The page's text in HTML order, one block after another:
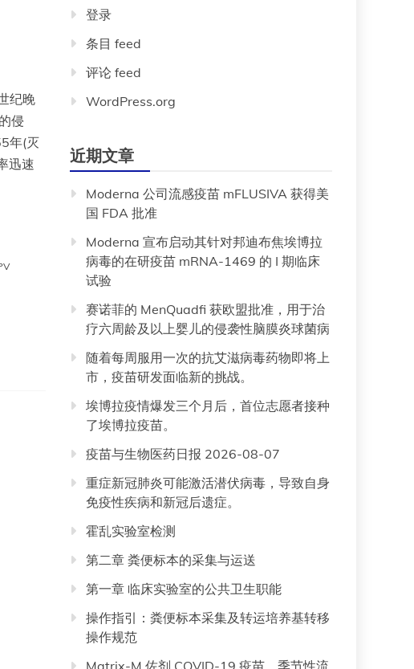
纪晚
侵
年(灭
迅速
登录
条目 feed
评论 feed
WordPress.org
近期文章
Moderna 公司流感疫苗 mFLUSIVA 获得美
国 FDA 批准
Moderna 宣布启动其针对邦迪布焦埃博拉
病毒的在研疫苗 mRNA-1469 的 I 期临床
试验
赛诺菲的 MenQuadfi 获欧盟批准，用于治
疗六周龄及以上婴儿的侵袭性脑膜炎球菌病
随着每周服用一次的抗艾滋病毒药物即将上
市，疫苗研发面临新的挑战。
埃博拉疫情爆发三个月后，首位志愿者接种
了埃博拉疫苗。
疫苗与生物医药日报 2026-08-07
重症新冠肺炎可能激活潜伏病毒，导致自身
免疫性疾病和新冠后遗症。
霍乱实验室检测
第二章 粪便标本的采集与运送
第一章 临床实验室的公共卫生职能
操作指引：粪便标本采集及转运培养基转移
操作规范